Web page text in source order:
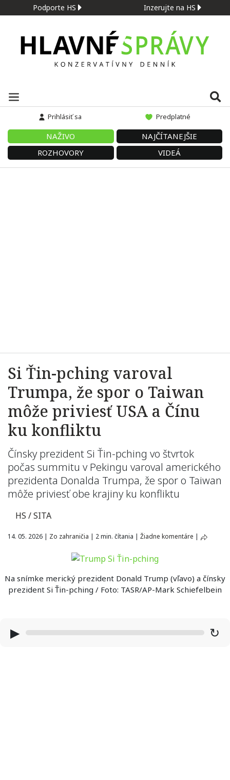
Podporte HS Inzerujte na HS
Prihlásiť sa Predplatné
NAŽIVO
NAJČÍTANEJŠIE
ROZHOVORY
VIDEÁ
Si Ťin-pching varoval
Trumpa, že spor o Taiwan
môže priviesť USA a Čínu
ku konfliktu
Čínsky prezident Si Ťin-pching vo štvrtok
počas summitu v Pekingu varoval amerického
prezidenta Donalda Trumpa, že spor o Taiwan
môže priviesť obe krajiny ku konfliktu
HS / SITA
14. 05. 2026 | Zo zahraničia | 2 min. čítania | Žiadne komentáre |
Na snímke merický prezident Donald Trump (vľavo) a čínsky
prezident Si Ťin-pching / Foto: TASR/AP-Mark Schiefelbein
▶ ↻